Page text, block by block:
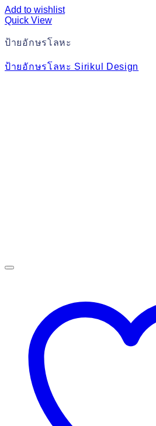
Add to wishlist
Quick View
ป้ายอักษรโลหะ
ป้ายอักษรโลหะ Sirikul Design